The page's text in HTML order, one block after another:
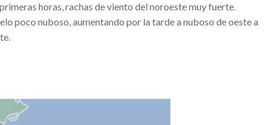
del momento
localmente fuertes.
de los centros de mayores en Valencia
horas, rachas de viento del noroeste muy fuerte.
poco nuboso, aumentando por la tarde a nuboso de oeste a